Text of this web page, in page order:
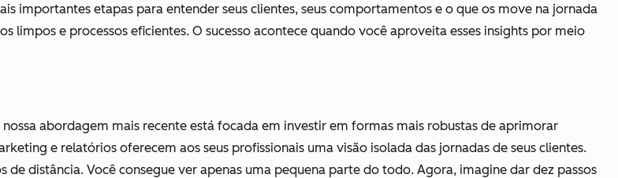
importantes etapas para entender seus clientes, seus comportamentos e o que os move na jornada
limpos e processos eficientes. O sucesso acontece quando você aproveita esses insights por meio
abordagem mais recente está focada em investir em formas mais robustas de aprimorar
e relatórios oferecem aos seus profissionais uma visão isolada das jornadas de seus clientes.
distância. Você consegue ver apenas uma pequena parte do todo. Agora, imagine dar dez passos